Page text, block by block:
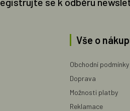
Vše o
Obchodní podmínky
Doprava
Možnosti platby
Reklamace